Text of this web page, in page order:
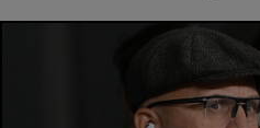
SuperLiga
Cupa României